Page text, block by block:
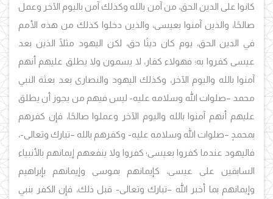
كانوا على الدين الحق، من آمن بالله وكذلك آمن باليوم الآخر وعمل
صالحًا، والذين آمنوا بعيسى، والذين دخلوا كذلك من هذه الأمم
في الدين الحق، يوم كان دينًا حق، لكن اليهود مثلًا الذين بعد
عيسى كفروا به؛ فهولاء كفار، لا يسمون ولا يطلق عليهم أنهم
آمنوا بالله واليوم الآخر، وكذلك اليهود والنصارى بعد بعثة النبي
محمد –صلوات الله وسلامه عليه- ليس فيهم من يجوز أن يطلق
عليهم أنهم آمنوا بالله واليوم الآخر وعملوا صالحًا، فإن كفرهم
بمحمدٍ –صلوات الله وسلامه عليه- وكفرهم بالله –تبارك وتعالى-،
فاليهود عندما كفروا بعيسى؛ كفروا ولا ينفعهم إيمانهم بالأنبياء
السابقين على عيسى، كإيمانهم بموسى وإيمانهم بإبراهيم
وإيمانهم بما أخبر الله –تبارك وتعالى- قبل ذلك، فإن الكفر بنبي